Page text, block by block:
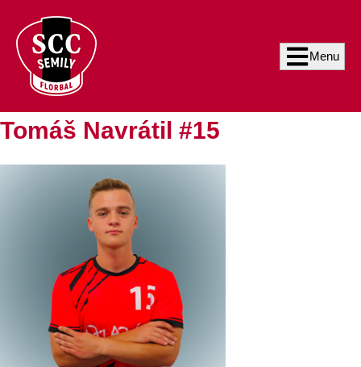
Menu
Tomáš Navrátil #15